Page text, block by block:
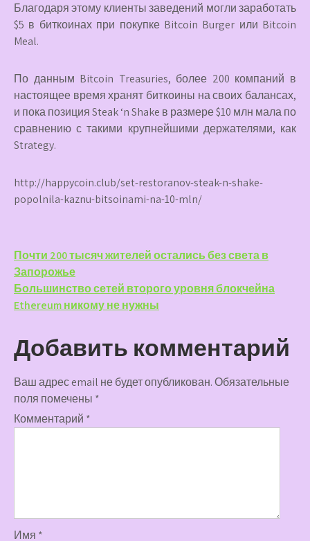
Благодаря этому клиенты заведений могли заработать
$5 в биткоинах при покупке Bitcoin Burger или Bitcoin
Meal.
По данным Bitcoin Treasuries, более 200 компаний в
настоящее время хранят биткоины на своих балансах,
и пока позиция Steak ‘n Shake в размере $10 млн мала по
сравнению с такими крупнейшими держателями, как
Strategy.
http://happycoin.club/set-restoranov-steak-n-shake-
popolnila-kaznu-bitsoinami-na-10-mln/
Навигация
по
записям
Почти 200 тысяч жителей остались без света в
Запорожье
Большинство сетей второго уровня блокчейна
Ethereum никому не нужны
Добавить комментарий
Ваш адрес email не будет опубликован.Обязательные
поля помечены *
Комментарий *
Имя *